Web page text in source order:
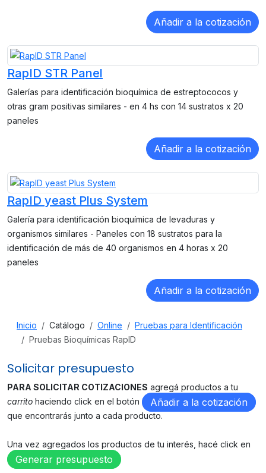
RapID STR Panel
Galerías para identificación bioquímica de estreptococos y
otras gram positivas similares - en 4 hs con 14 sustratos x 20
paneles
RapID yeast Plus System
Galería para identificación bioquímica de levaduras y
organismos similares - Paneles con 18 sustratos para la
identificación de más de 40 organismos en 4 horas x 20
paneles
Inicio Catálogo Online
Pruebas para Identificación
Pruebas Bioquímicas RapID
Solicitar presupuesto
PARA SOLICITAR COTIZACIONES agregá productos a tu
carrito haciendo click en el botón Añadir a la cotización
que encontrarás junto a cada producto.
Una vez agregados los productos de tu interés, hacé click en
Generar presupuesto